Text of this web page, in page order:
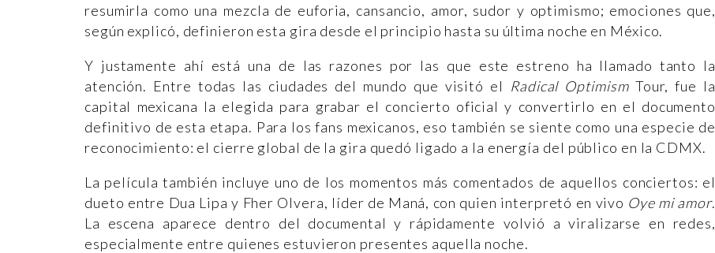
resumirla como una mezcla de euforia, cansancio, amor, sudor y optimismo; emociones que,
según explicó, definieron esta gira desde el principio hasta su última noche en México.
Y justamente ahí está una de las razones por las que este estreno ha llamado tanto la
atención. Entre todas las ciudades del mundo que visitó el Radical OptimismTour, fue la
capital mexicana la elegida para grabar el concierto oficial y convertirlo en el documento
definitivo de esta etapa. Para los fans mexicanos, eso también se siente como una especie de
reconocimiento: el cierre global de la gira quedó ligado a la energía del público en la CDMX.
La película también incluye uno de los momentos más comentados de aquellos conciertos: el
dueto entre Dua Lipa y Fher Olvera, líder de Maná, con quien interpretó en vivo Oye mi amor.
La escena aparece dentro del documental y rápidamente volvió a viralizarse en redes,
especialmente entre quienes estuvieron presentes aquella noche.